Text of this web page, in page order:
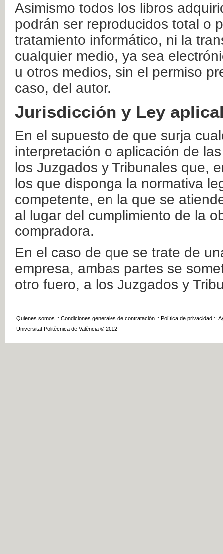
Asimismo todos los libros
podrán ser reproducidos total o
tratamiento informático, ni la
cualquier medio, ya sea
u otros medios, sin el permiso
caso, del autor.
Jurisdicción y Ley
En el supuesto de que surja
interpretación o aplicación de
los Juzgados y Tribunales que,
los que disponga la normativa
competente, en la que se
al lugar del cumplimiento de la
compradora.
En el caso de que se trate de
empresa, ambas partes se
otro fuero, a los Juzgados y
Quienes somos :: Condiciones generales de contratación :: Política de privacidad ::
Universitat Politècnica de València © 2012